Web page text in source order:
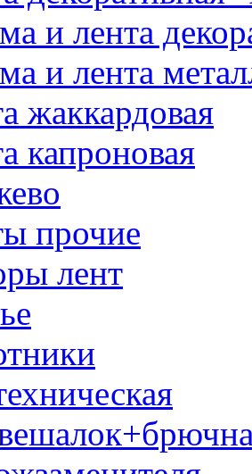
и лента
и лента
жаккардовая
капроновая
прочие
лент